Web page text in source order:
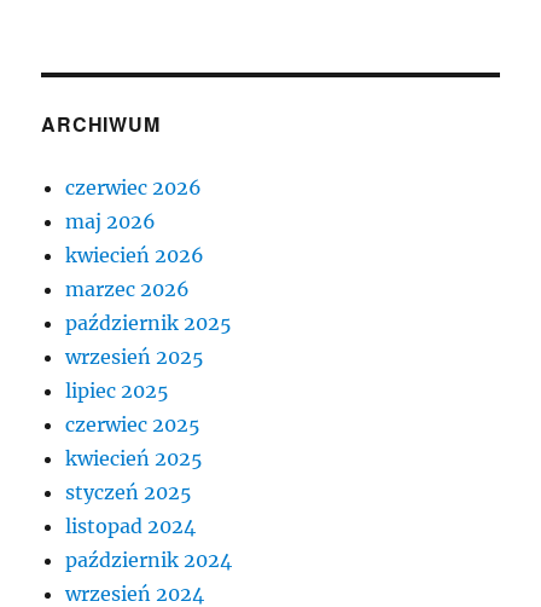
ARCHIWUM
czerwiec 2026
maj 2026
kwiecień 2026
marzec 2026
październik 2025
wrzesień 2025
lipiec 2025
czerwiec 2025
kwiecień 2025
styczeń 2025
listopad 2024
październik 2024
wrzesień 2024